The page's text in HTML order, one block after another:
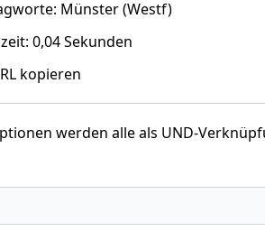
Münster (Westf)
0,04 Sekunden
kopieren
werden alle als UND-